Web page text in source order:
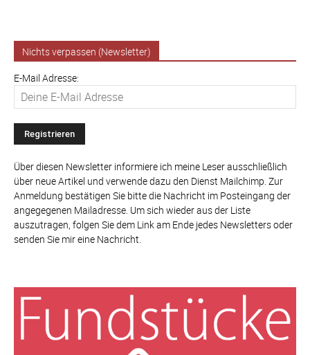
Nichts verpassen (Newsletter)
E-Mail Adresse:
Über diesen Newsletter informiere ich meine Leser ausschließlich
über neue Artikel und verwende dazu den Dienst Mailchimp. Zur
Anmeldung bestätigen Sie bitte die Nachricht im Posteingang der
angegegenen Mailadresse. Um sich wieder aus der Liste
auszutragen, folgen Sie dem Link am Ende jedes Newsletters oder
senden Sie mir eine Nachricht.